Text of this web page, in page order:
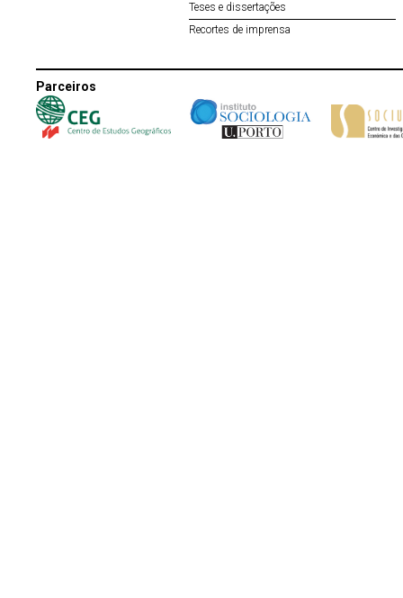
Teses e dissertações
Recortes de imprensa
Parceiros